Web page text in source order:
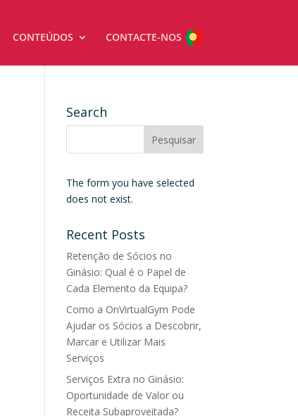
CONTEÚDOS CONTACTE-NOS
Search
The form you have selected
does not exist.
Recent Posts
Retenção de Sócios no
Ginásio: Qual é o Papel de
Cada Elemento da Equipa?
Como a OnVirtualGym Pode
Ajudar os Sócios a Descobrir,
Marcar e Utilizar Mais
Serviços
Serviços Extra no Ginásio:
Oportunidade de Valor ou
Receita Subaproveitada?